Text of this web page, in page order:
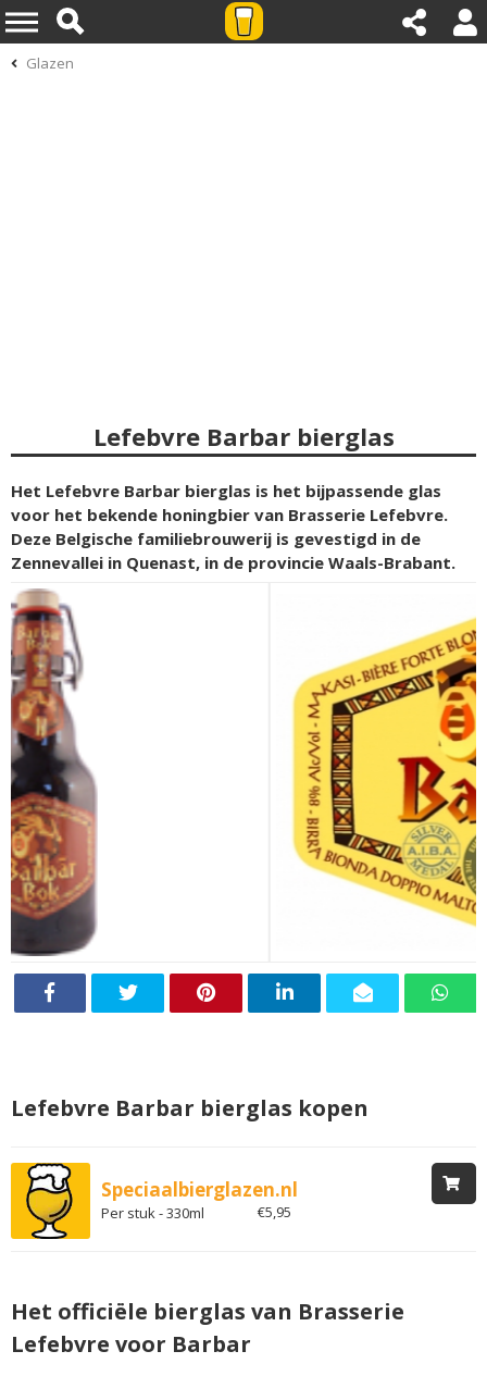
Glazen
Lefebvre Barbar bierglas
Het Lefebvre Barbar bierglas is het bijpassende glas
voor het bekende honingbier van Brasserie Lefebvre.
Deze Belgische familiebrouwerij is gevestigd in de
Zennevallei in Quenast, in de provincie Waals-Brabant.
Lefebvre Barbar bierglas kopen
Speciaalbierglazen.nl
Per stuk - 330ml €5,95
Het officiële bierglas van Brasserie
Lefebvre voor Barbar